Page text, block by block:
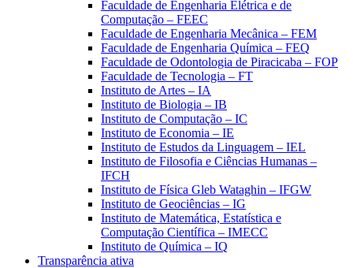
Faculdade de Engenharia Elétrica e de
Computação – FEEC
Faculdade de Engenharia Mecânica – FEM
Faculdade de Engenharia Química – FEQ
Faculdade de Odontologia de Piracicaba – FOP
Faculdade de Tecnologia – FT
Instituto de Artes – IA
Instituto de Biologia – IB
Instituto de Computação – IC
Instituto de Economia – IE
Instituto de Estudos da Linguagem – IEL
Instituto de Filosofia e Ciências Humanas –
IFCH
Instituto de Física Gleb Wataghin – IFGW
Instituto de Geociências – IG
Instituto de Matemática, Estatística e
Computação Científica – IMECC
Instituto de Química – IQ
Transparência ativa